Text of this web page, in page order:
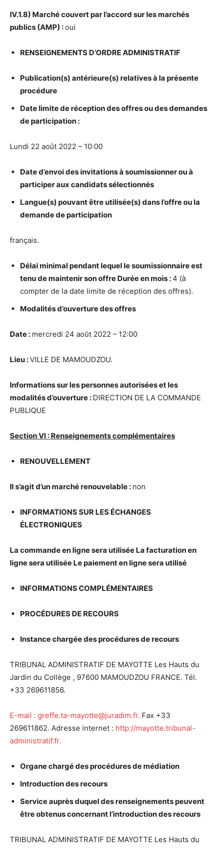
IV.1.8) Marchécouvert par l’accord sur les marchés
publics (AMP) :oui
RENSEIGNEMENTS D’ORDRE ADMINISTRATIF
Publication(s) antérieure(s) relativesà la présente
procédure
Date limite de réception des offres ou des demandes
de participation :
Lundi 22 août 2022 – 10:00
Date d’envoi des invitationsà soumissionner ouà
participer aux candidats sélectionnés
Langue(s) pouvantêtre utilisée(s) dans l’offre ou la
demande de participation
français.
Délai minimal pendant lequel le soumissionnaire est
tenu de maintenir son offre Durée en mois :4 (à
compter de la date limite de réception des offres).
Modalités d’ouverture des offres
Date : mercredi 24 août 2022 – 12:00
Lieu :VILLE DE MAMOUDZOU.
Informations sur les personnes autorisées et les
modalités d’ouverture : DIRECTION DE LA COMMANDE
PUBLIQUE
Section VI : Renseignements complémentaires
RENOUVELLEMENT
Il s’agit d’un marchérenouvelable : non
INFORMATIONS SUR LES ÉCHANGES
ÉLECTRONIQUES
La commande en ligne sera utilisée La facturation en
ligne sera utilisée Le paiement en ligne sera utilisé
INFORMATIONS COMPLÉMENTAIRES
PROCÉDURES DE RECOURS
Instance chargée des procédures de recours
TRIBUNAL ADMINISTRATIF DE MAYOTTE Les Hauts du
Jardin du Collège , 97600 MAMOUDZOU FRANCE. Tél.
+33 269611856.
E-mail : greffe.ta-mayotte@juradim.fr. Fax +33
269611862. Adresse internet : http://mayotte.tribunal-
administratif.fr.
Organe chargédes procédures de médiation
Introduction des recours
Service auprès duquel des renseignements peuvent
être obtenus concernant l’introduction des recours
TRIBUNAL ADMINISTRATIF DE MAYOTTE Les Hauts du